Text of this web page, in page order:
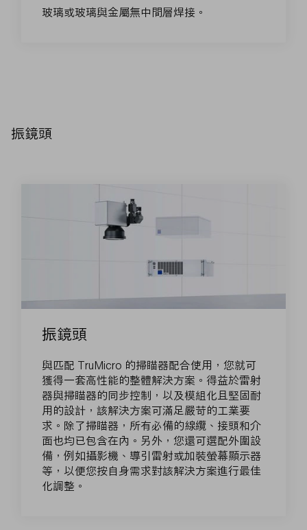
玻璃或玻璃與金屬無中間層焊接。
振鏡頭
振鏡頭
與匹配 TruMicro 的掃瞄器配合使用，您就可
獲得一套高性能的整體解決方案。得益於雷射
器與掃瞄器的同步控制，以及模組化且堅固耐
用的設計，該解決方案可滿足嚴苛的工業要
求。除了掃瞄器，所有必備的線纜、接頭和介
面也均已包含在內。另外，您還可選配外圍設
備，例如攝影機、導引雷射或加裝螢幕顯示器
等，以便您按自身需求對該解決方案進行最佳
化調整。